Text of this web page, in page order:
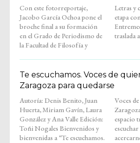
Con este fotorreportaje,
Jacobo García Ochoa pone el
broche final a su formación
en el Grado de Periodismo de
la Facultad de Filosofía y
Letras y cierra también su
etapa como colaborador de
Entremedios. Su trabajo nos
traslada
Te escuchamos. Voces de
Zaragoza para quedarse
Autoría: Denis Benito, Juan
Huerta, Miriam Gavín, Laura
González y Ana Valle Edición:
Toñi Nogales Bienvenidos y
bienvenidas a “Te escuchamos.
Voces de quienes llegaron a
Zaragoza para quedarse”. Un
espacio tranquilo, hecho para
escuchar sin prisas y